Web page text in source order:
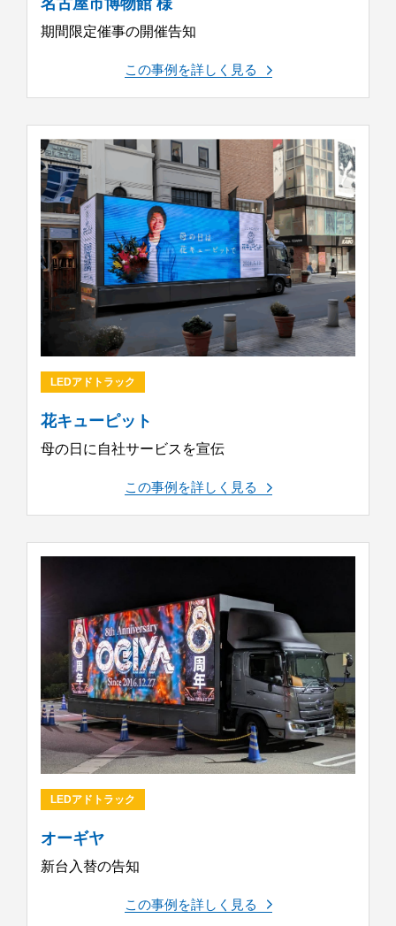
名古屋市博物館 様
期間限定催事の開催告知
この事例を詳しく見る
LEDアドトラック
花キューピット
母の日に自社サービスを宣伝
この事例を詳しく見る
LEDアドトラック
オーギヤ
新台入替の告知
この事例を詳しく見る